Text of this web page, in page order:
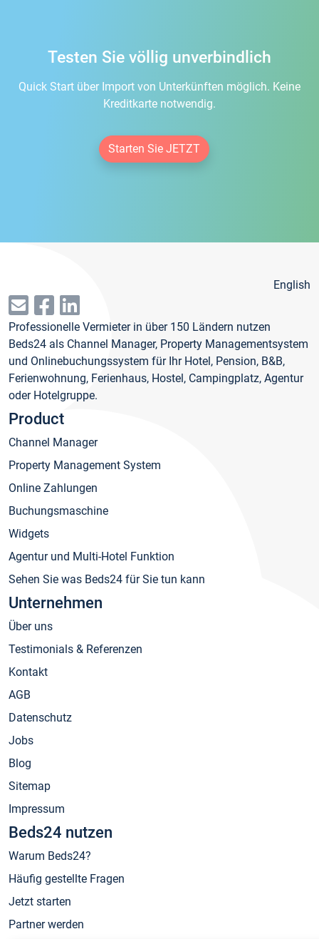
Testen Sie völlig unverbindlich
Quick Start über Import von Unterkünften möglich. Keine
Kreditkarte notwendig.
Starten Sie JETZT
English
Professionelle Vermieter in über 150 Ländern nutzen
Beds24 als Channel Manager, Property Managementsystem
und Onlinebuchungssystem für Ihr Hotel, Pension, B&B,
Ferienwohnung, Ferienhaus, Hostel, Campingplatz, Agentur
oder Hotelgruppe.
Product
Channel Manager
Property Management System
Online Zahlungen
Buchungsmaschine
Widgets
Agentur und Multi-Hotel Funktion
Sehen Sie was Beds24 für Sie tun kann
Unternehmen
Über uns
Testimonials & Referenzen
Kontakt
AGB
Datenschutz
Jobs
Blog
Sitemap
Impressum
Beds24 nutzen
Warum Beds24?
Häufig gestellte Fragen
Jetzt starten
Partner werden